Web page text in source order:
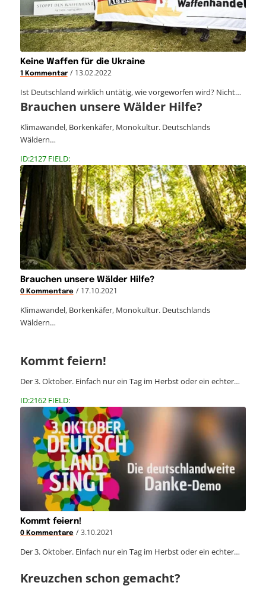
Keine Waffen für die Ukraine
1 Kommentar / 13.02.2022
Ist Deutschland wirklich untätig, wie vorgeworfen wird? Nicht…
Brauchen unsere Wälder Hilfe?
Klimawandel, Borkenkäfer, Monokultur. Deutschlands
Wäldern…
ID:2127 FIELD:
Brauchen unsere Wälder Hilfe?
0 Kommentare / 17.10.2021
Klimawandel, Borkenkäfer, Monokultur. Deutschlands
Wäldern…
Kommt feiern!
Der 3. Oktober. Einfach nur ein Tag im Herbst oder ein echter…
ID:2162 FIELD:
Kommt feiern!
0 Kommentare / 3.10.2021
Der 3. Oktober. Einfach nur ein Tag im Herbst oder ein echter…
Kreuzchen schon gemacht?